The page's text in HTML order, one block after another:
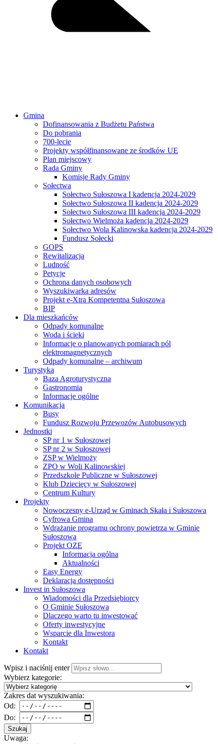
Gmina
Dofinansowania z Budżetu Państwa
Do pobrania
700-lecie
Projekty współfinansowane ze środków UE
Plan miejscowy
Rada Gminy
Komisje Rady Gminy
Sołectwa
Sołectwo Sułoszowa I kadencja 2024-2029
Sołectwo Sułoszowa II kadencja 2024-2029
Sołectwo Sułoszowa III kadencja 2024-2029
Sołectwo Wielmoża kadencja 2024-2029
Sołectwo Wola Kalinowska kadencja 2024-2029
Fundusz Sołecki
GOPS
Rewitalizacja
Ludność
Petycje
Ochrona danych osobowych
Wyszukiwarka adresów
Projekt e-Xtra Kompetentna Sułoszowa
BIP
Dla mieszkańców
Odpady komunalne
Woda i ścieki
Informacje o planowanych pomiarach pól
elektromagnetycznych
Odpady komunalne – archiwum
Turystyka
Baza Agroturystyczna
Gastronomia
Informacje ogólne
Komunikacja
Busy
Fundusz Rozwoju Przewozów Autobusowych
Jednostki
SP nr 1 w Sułoszowej
SP nr 2 w Sułoszowej
ZSP w Wielmoży
ZPO w Woli Kalinowskiej
Przedszkole Publiczne w Sułoszowej
Klub Dziecięcy w Sułoszowej
Centrum Kultury
Projekty
Nowoczesny e-Urząd w Gminach Skała i Sułoszowa
Cyfrowa Gmina
Wdrażanie programu ochrony powietrza w Gminie
Sułoszowa
Projekt OZE
Informacja ogólna
Aktualności
Easy Energy
Deklaracja dostępności
Invest in Sułoszowa
Wiadomości dla Przedsiębiorcy
O Gminie Sułoszowa
Dlaczego warto tu inwestować
Oferty inwestycyjne
Wsparcie dla Inwestora
Kontakt
Kontakt
Wpisz i naciśnij enter
Wybierz kategorie:
Zakres dat wyszukiwania:
Od:
Do:
Szukaj
Uwaga: